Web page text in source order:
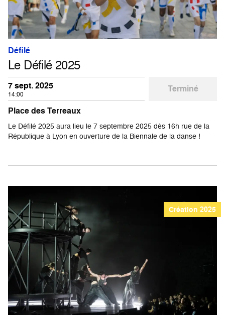
Défilé
Le Défilé 2025
7 sept. 2025
14:00
Terminé
Place des Terreaux
Le Défilé 2025 aura lieu le 7 septembre 2025 dès 16h rue de la
République à Lyon en ouverture de la Biennale de la danse !
Création 2025